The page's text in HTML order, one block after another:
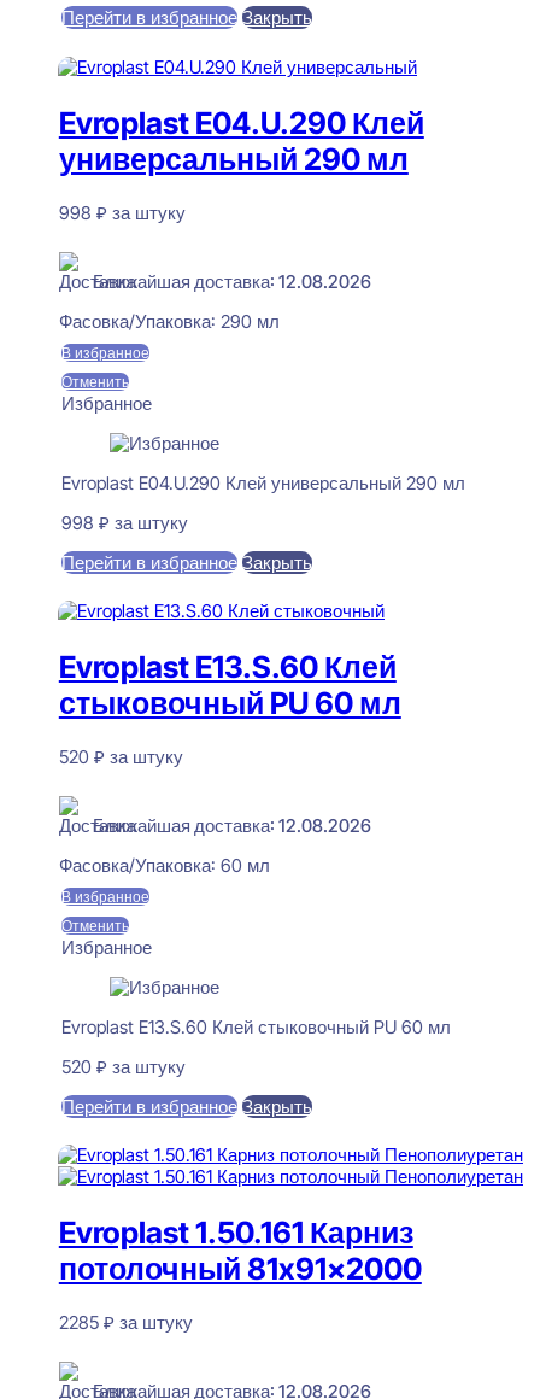
составляла
470 ₽.
Перейти в избранное Закрыть
Evroplast E04.U.290 Клей
универсальный 290 мл
998 ₽ за штуку
Ближайшая доставка: 12.08.2026
Фасовка/Упаковка: 290 мл
В избранное
Отменить
Избранное
Evroplast E04.U.290 Клей универсальный 290 мл
998 ₽ за штуку
Перейти в избранное Закрыть
Evroplast E13.S.60 Клей
стыковочный PU 60 мл
520 ₽ за штуку
Ближайшая доставка: 12.08.2026
Фасовка/Упаковка: 60 мл
В избранное
Отменить
Избранное
Evroplast E13.S.60 Клей стыковочный PU 60 мл
520 ₽ за штуку
Перейти в избранное Закрыть
Evroplast 1.50.161 Карниз
потолочный 81x91x2000
2285 ₽ за штуку
Ближайшая доставка: 12.08.2026